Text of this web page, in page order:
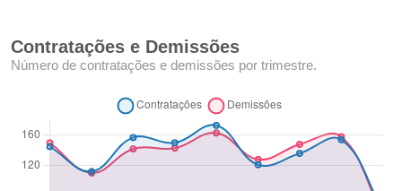
Contratações e Demissões
Número de contratações e demissões por trimestre.